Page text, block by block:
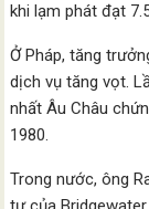
khi lạm phát đạt
Ở Pháp, tăng
dịch vụ tăng vọt.
nhất Âu Châu
1980.
Trong nước, ông